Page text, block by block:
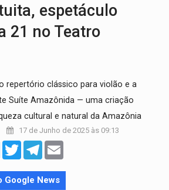
espetáculo
21 no Teatro
repertório clássico para violão e a
Suíte Amazônida — uma criação
cultural e natural da Amazônia
17 de Junho de 2025 às 09:13
Messenger
TwitterTelegram
Google News